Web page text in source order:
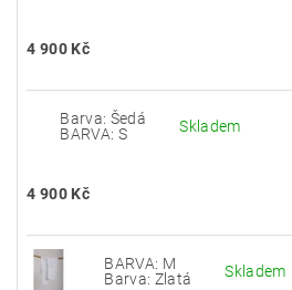
4 900 Kč
Barva: Šedá
BARVA: S
Skladem
4 900 Kč
BARVA: M
Barva: Zlatá
Skladem